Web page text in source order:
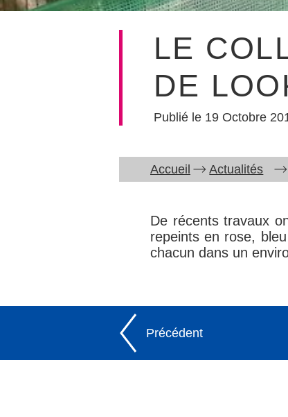
LE
DE
19 Octobre
Accueil Actualités
De récents travaux
repeints en rose,
chacun dans un
Précédent